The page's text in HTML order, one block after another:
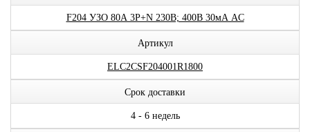
F204 УЗО 80А 3P+N 230В; 400В 30мА AC
Артикул
ELC2CSF204001R1800
Срок доставки
4 - 6 недель